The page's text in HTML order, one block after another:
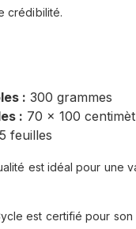
crédibilité.
: 300 grammes
: 70 x 100
feuilles
est idéal pour une
est certifié pour